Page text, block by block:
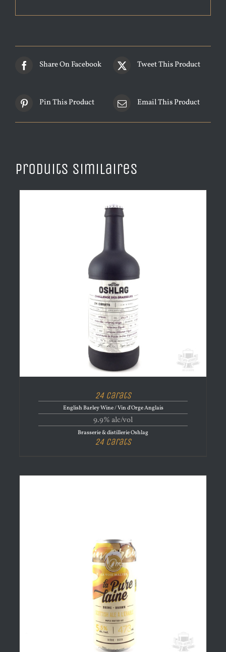
Share On Facebook Tweet This Product
Pin This Product Email This Product
Produits similaires
24 Carats
English Barley Wine / Vin d'Orge Anglais
9.9% alc/vol
Brasserie & distillerie Oshlag
24 Carats